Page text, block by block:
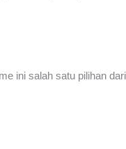
ini salah satu pilihan dari